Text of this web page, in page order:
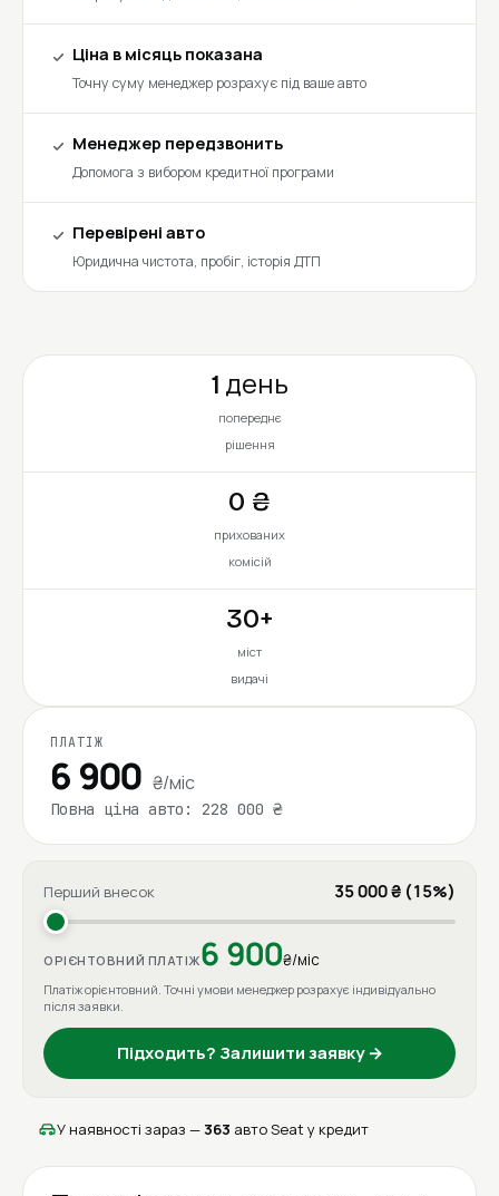
Ціна в місяць показана
Точну суму менеджер розрахує під ваше авто
Менеджер передзвонить
Допомога з вибором кредитної програми
Перевірені авто
Юридична чистота, пробіг, історія ДТП
1 день
попереднє
рішення
0 ₴
прихованих
комісій
30+
міст
видачі
ПЛАТІЖ
6 900 ₴/міс
Повна ціна авто: 228 000 ₴
Перший внесок 35 000 ₴ (15%)
ОРІЄНТОВНИЙ ПЛАТІЖ6 900₴/міс
Платіж орієнтовний. Точні умови менеджер розрахує індивідуально
після заявки.
Підходить? Залишити заявку →
У наявності зараз — 363 авто Seat у кредит